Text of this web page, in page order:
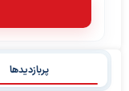
پربازدیدها